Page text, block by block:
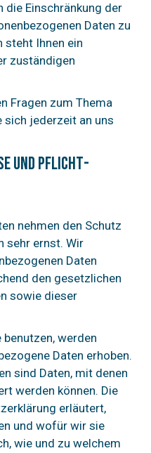
Einschränkung der
Daten zu
steht Ihnen ein
zuständigen
Fragen zum Thema
sich jederzeit an uns
und Pflicht­
nehmen den Schutz
sehr ernst. Wir
Daten
den gesetzlichen
sowie dieser
benutzen, werden
Daten erhoben.
sind Daten, mit denen
werden können. Die
erläutert,
und wofür wir sie
wie und zu welchem